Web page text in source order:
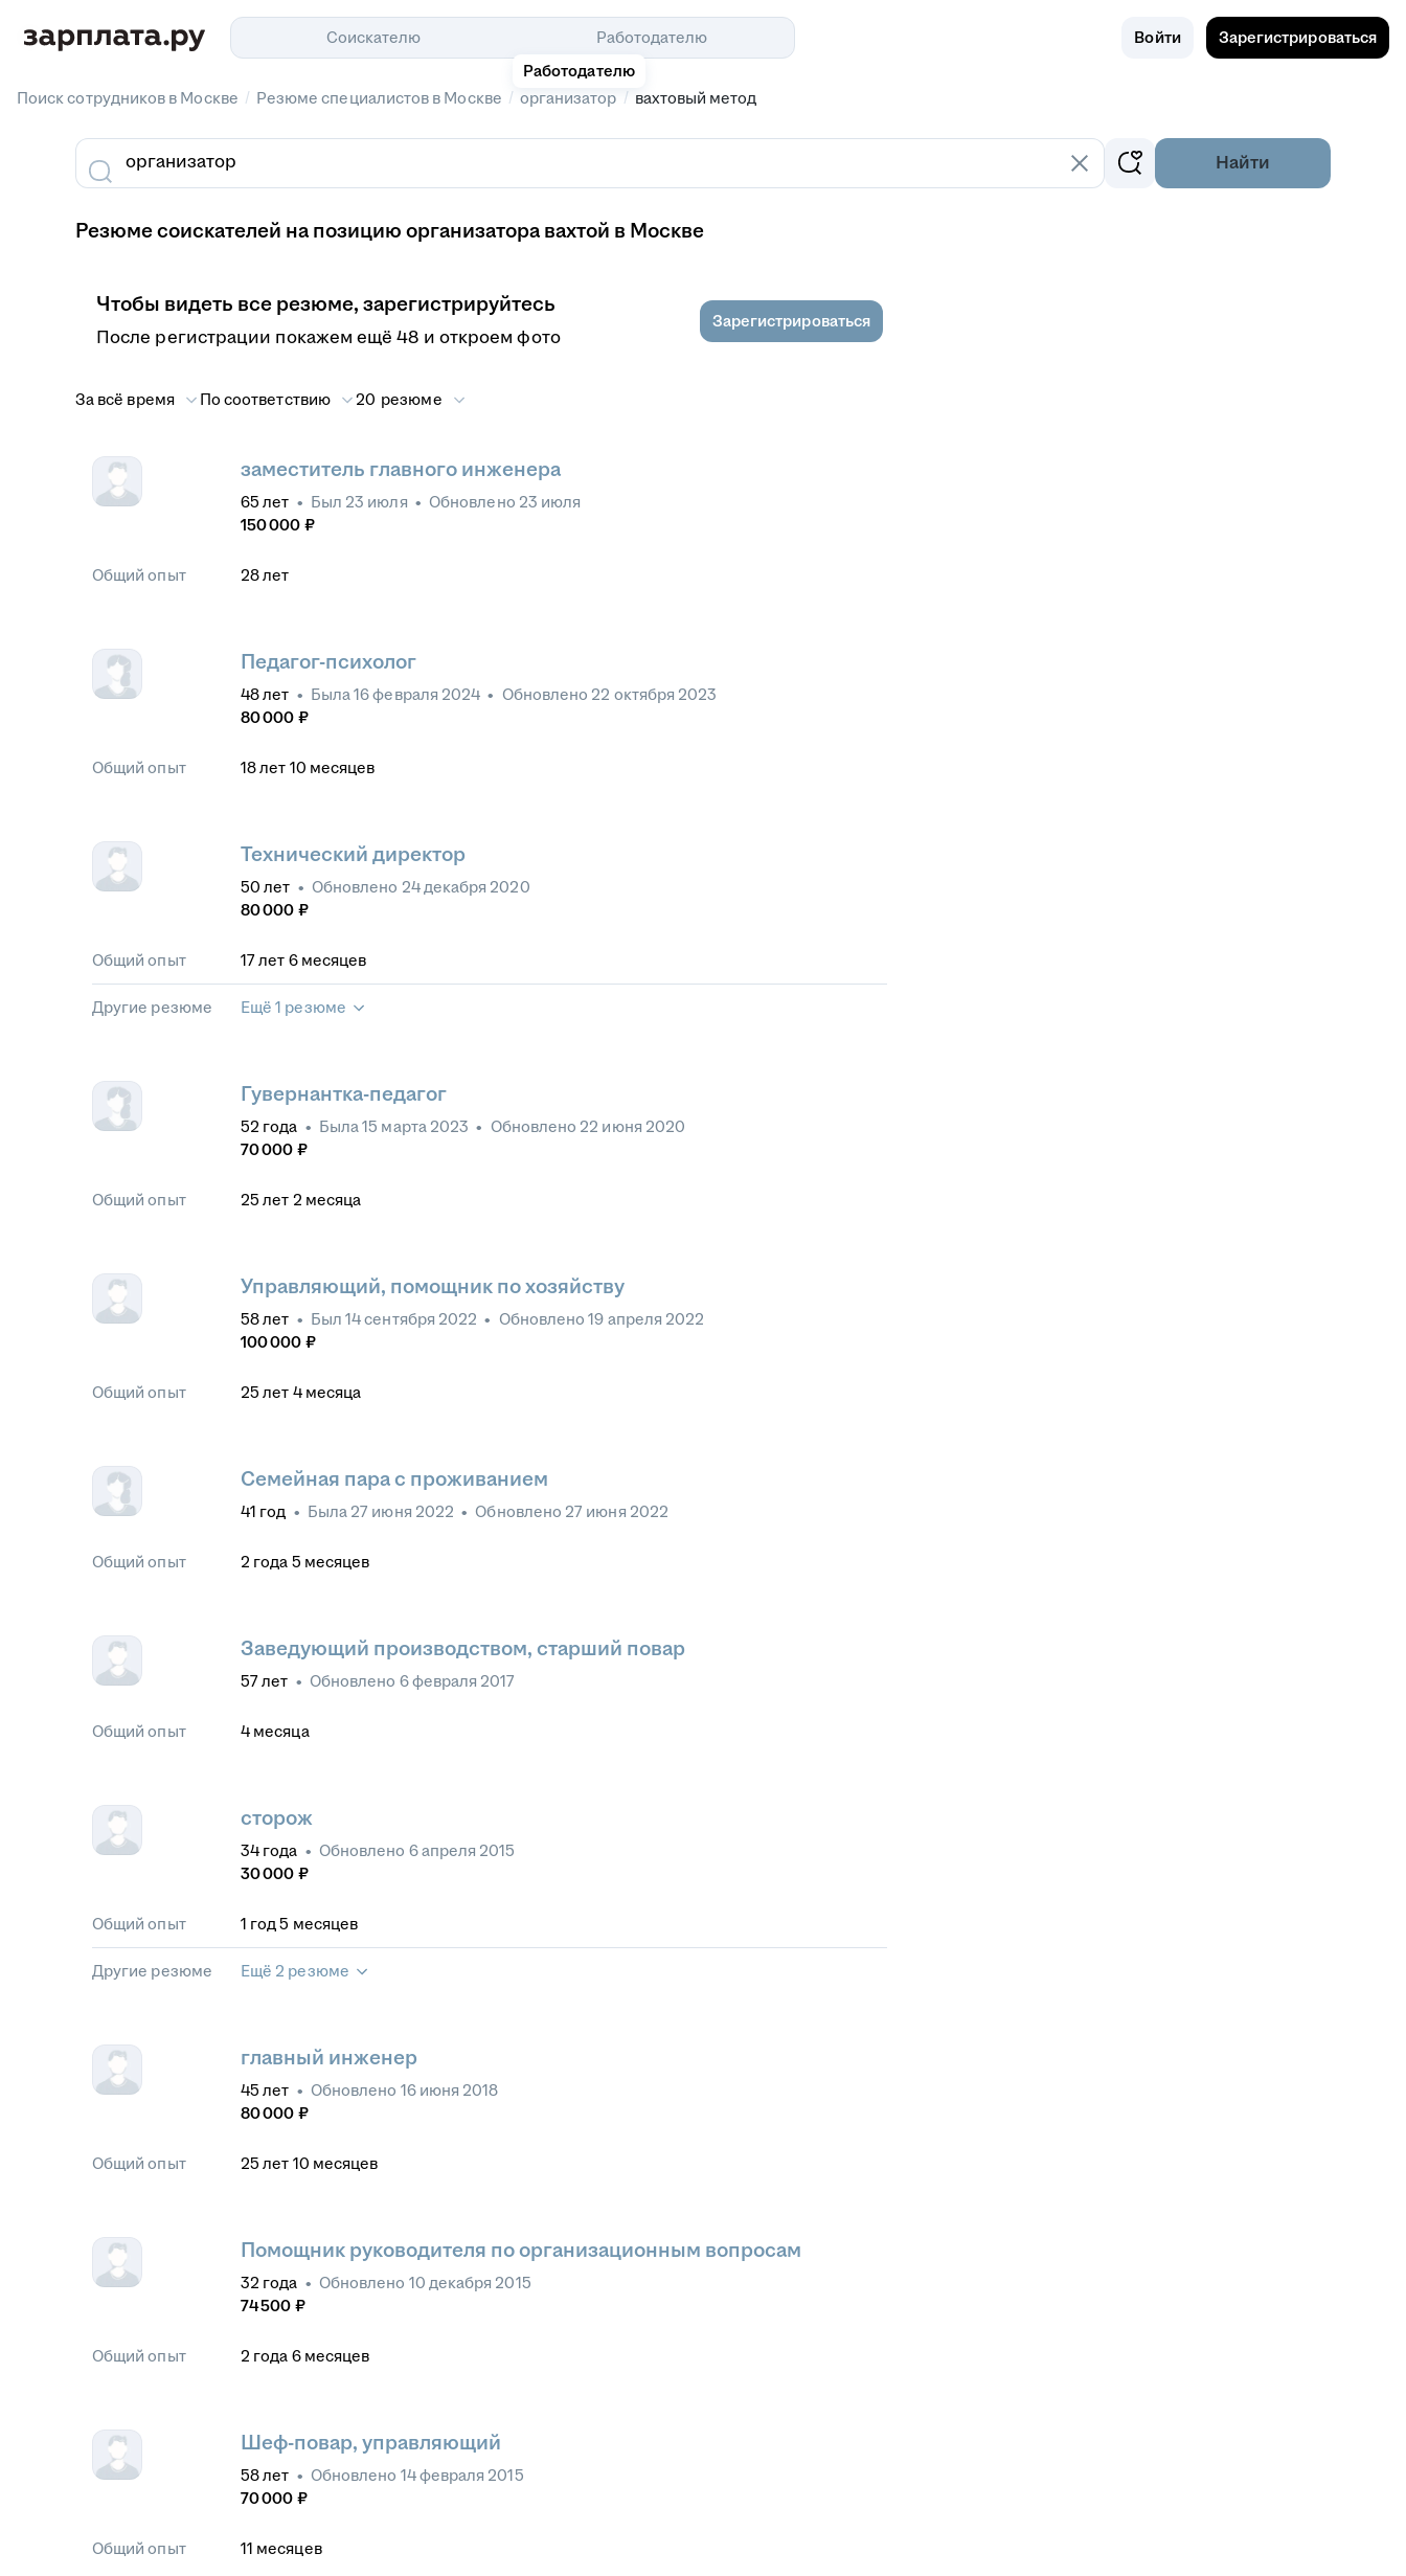
Соискателю
Работодателю
Работодателю
Войти Зарегистрироваться
Поиск сотрудников в Москве / Резюме специалистов в Москве / организатор / вахтовый метод
Найти
Резюме соискателей на позицию организатора вахтой в Москве
Чтобы видеть все резюме, зарегистрируйтесь
После регистрации покажем ещё 48 и откроем фото
Зарегистрироваться
За всё время По соответствию 20 резюме
заместитель главного инженера
65 лет • Был 23 июля • Обновлено 23 июля
150 000 ₽
Общий опыт 28лет
Педагог-психолог
48лет • Была16 февраля 2024 • Обновлено 22 октября 2023
80 000 ₽
Общий опыт 18лет 10 месяцев
Технический директор
50 лет • Обновлено 24 декабря 2020
80 000 ₽
Общий опыт 17лет 6 месяцев
Другие резюме Ещё 1 резюме
Гувернантка-педагог
52 года • Была15 марта 2023 • Обновлено 22 июня 2020
70 000 ₽
Общий опыт 25 лет 2 месяца
Управляющий, помощник по хозяйству
58лет • Был 14 сентября 2022 • Обновлено19 апреля 2022
100 000 ₽
Общий опыт 25 лет 4 месяца
Семейная пара с проживанием
41 год • Была 27 июня 2022 • Обновлено 27 июня 2022
Общий опыт 2 года 5 месяцев
Заведующий производством, старший повар
57лет • Обновлено 6 февраля 2017
Общий опыт 4 месяца
сторож
34 года • Обновлено 6 апреля 2015
30 000 ₽
Общий опыт 1 год 5 месяцев
Другие резюме Ещё 2 резюме
главный инженер
45 лет • Обновлено 16 июня 2018
80 000 ₽
Общий опыт 25 лет 10 месяцев
Помощник руководителя по организационным вопросам
32 года • Обновлено 10 декабря 2015
74 500 ₽
Общий опыт 2 года 6 месяцев
Шеф-повар, управляющий
58лет • Обновлено 14 февраля 2015
70 000 ₽
Общий опыт 11 месяцев